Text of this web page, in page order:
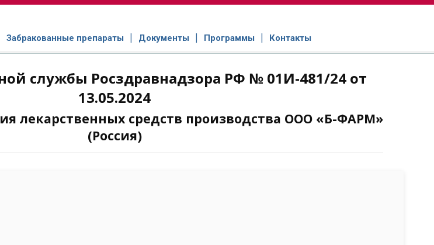
Забракованные препараты Документы Программы Контакты
службы Росздравнадзора РФ № 01И-481/24 от
13.05.2024
лекарственных средств производства ООО «Б-ФАРМ»
(Россия)